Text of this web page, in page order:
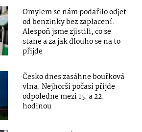
Omylem se nám podařilo odjet
od benzinky bez zaplacení.
Alespoň jsme zjistili, co se
stane a za jak dlouho se na to
přijde
Česko dnes zasáhne bouřková
vlna. Nejhorší počasí přijde
odpoledne mezi 15. a 22.
hodinou